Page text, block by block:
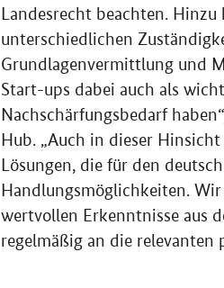
Landesrecht beachten.
unterschiedlichen
Grundlagenvermittlung und
Start-ups dabei auch als
Nachschärfungsbedarf
Hub. „Auch in dieser
Lösungen, die für den
Handlungsmöglichkeiten. Wir
wertvollen Erkenntnisse aus
regelmäßig an die relevanten